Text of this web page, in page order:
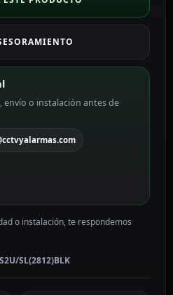
o instalación antes de
o instalación, te respondemos
SL(2812)BLK